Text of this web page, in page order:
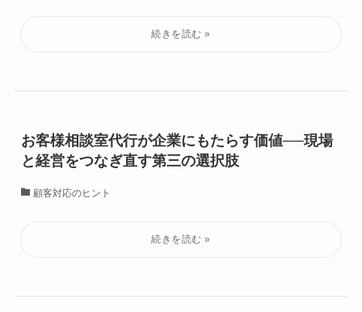
お客様相談室代行が企業にもたらす価値──現場
と経営をつなぎ直す第三の選択肢
顧客対応のヒント